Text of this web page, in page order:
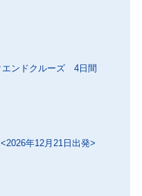
エンドクルーズ 4日間
年12月21日出発>